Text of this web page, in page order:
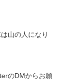
山の人になり
のDMからお願